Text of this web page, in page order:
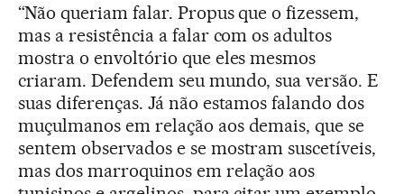
“Não queriam falar. Propus que o fizessem,
mas a resistência a falar com os adultos
mostra o envoltório que eles mesmos
criaram. Defendem seu mundo, sua versão. E
suas diferenças. Já não estamos falando dos
muçulmanos em relação aos demais, que se
sentem observados e se mostram suscetíveis,
mas dos marroquinos em relação aos